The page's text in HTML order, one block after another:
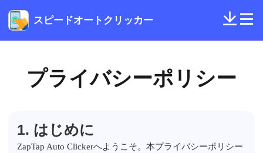
スピードオートクリッカー
プライバシーポリシー
1. はじめに
ZapTap Auto Clickerへようこそ。本プライバシーポリシー